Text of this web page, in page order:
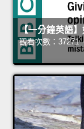
【一分鐘英語
觀看次數：37271